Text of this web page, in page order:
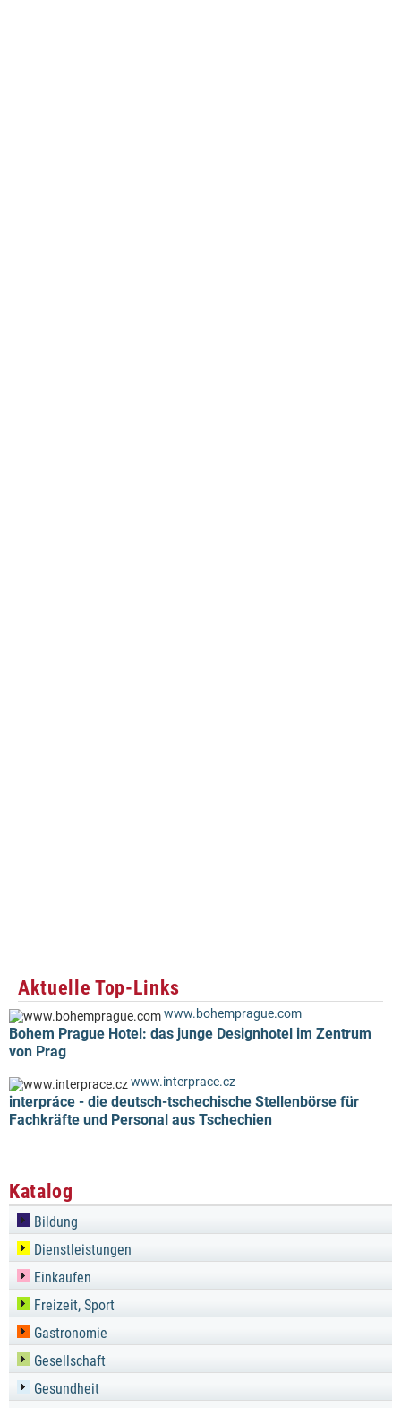
Aktuelle Top-Links
www.bohemprague.com
Bohem Prague Hotel: das junge Designhotel im Zentrum
von Prag
www.interprace.cz
interpráce - die deutsch-tschechische Stellenbörse für
Fachkräfte und Personal aus Tschechien
Katalog
Bildung
Dienstleistungen
Einkaufen
Freizeit, Sport
Gastronomie
Gesellschaft
Gesundheit